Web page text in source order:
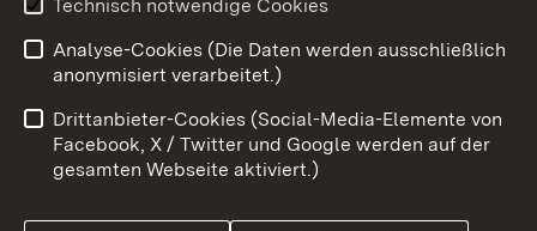
Link zum Landesportal
Technisch notwendige Cookies
Analyse-Cookies (Die Daten werden ausschließlich
anonymisiert verarbeitet.)
Drittanbieter-Cookies (Social-Media-Elemente von
Facebook, X / Twitter und Google werden auf der
gesamten Webseite aktiviert.)